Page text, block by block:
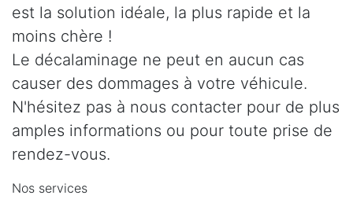
est la solution idéale, la plus rapide et la
moins chère !
Le décalaminage ne peut en aucun cas
causer des dommages à votre véhicule.
N'hésitez pas à nous contacter pour de plus
amples informations ou pour toute prise de
rendez-vous.
Nos services